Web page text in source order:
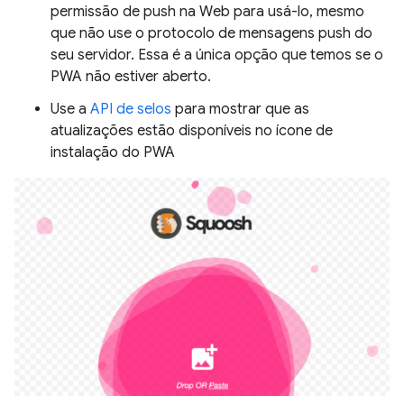
permissão de push na Web para usá-lo, mesmo
que não use o protocolo de mensagens push do
seu servidor. Essa é a única opção que temos se o
PWA não estiver aberto.
Use a API de selos para mostrar que as
atualizações estão disponíveis no ícone de
instalação do PWA